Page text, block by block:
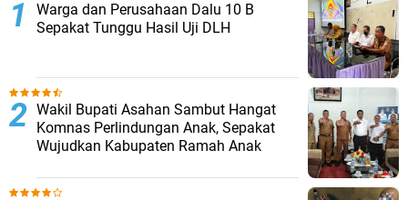
Warga dan Perusahaan Dalu 10 B
Sepakat Tunggu Hasil Uji DLH
Wakil Bupati Asahan Sambut Hangat
Komnas Perlindungan Anak, Sepakat
Wujudkan Kabupaten Ramah Anak